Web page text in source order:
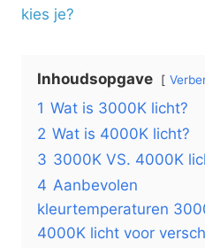
kies je?
Inhoudsopgave
1 Wat is 3000K licht?
2 Wat is 4000K licht?
3 3000K VS. 4000K
4 Aanbevolen
kleurtemperaturen
4000K licht voor